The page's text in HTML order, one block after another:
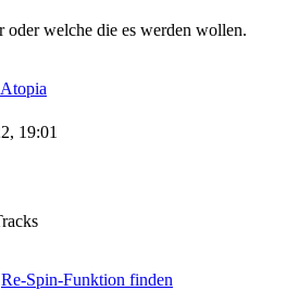
welche die es werden wollen.
Atopia
19:01
Re-Spin-Funktion finden